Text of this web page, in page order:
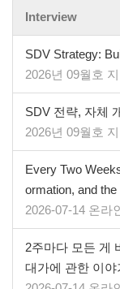
Interview
SDV Strategy:
2026년 09월호
SDV 전략, 자체
2026년 09월호
Every Two
ormation, and
2026-07-14 온라
2주마다 모든 게
대가에 관한 이야